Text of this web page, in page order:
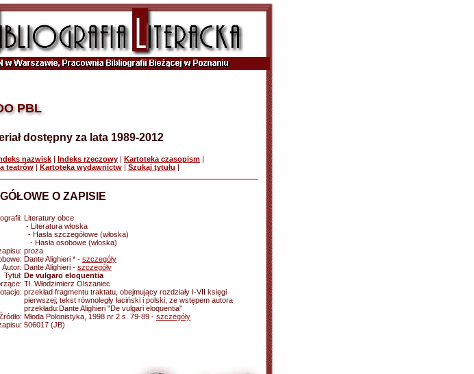
PBL
dostępny za lata 1989-2012
nazwisk | Indeks rzeczowy | Kartoteka czasopism |
teatrów| Kartoteka wydawnictw| Szukaj tytułu |
O ZAPISIE
Literatury obce
- Literatura włoska
- Hasła szczegółowe (włoska)
- Hasła osobowe (włoska)
proza
Dante Alighieri * - szczegóły
Autor: Dante Alighieri - szczegóły
Tytuł: De vulgaro eloquentia
Tł. Włodzimierz Olszaniec
przekład fragmentu traktatu, obejmujący rozdziały I-VII księgi
pierwszej; tekst równoległy łaciński i polski; ze wstępem autora
przekładu:Dante Alighieri "De vulgari eloquentia"
Młoda Polonistyka, 1998 nr 2 s. 79-89 - szczegóły
506017 (JB)